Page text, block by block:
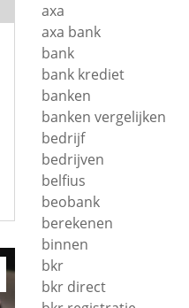
axa
axa bank
bank
bank krediet
banken
banken vergelijken
bedrijf
bedrijven
belfius
beobank
berekenen
binnen
bkr
bkr direct